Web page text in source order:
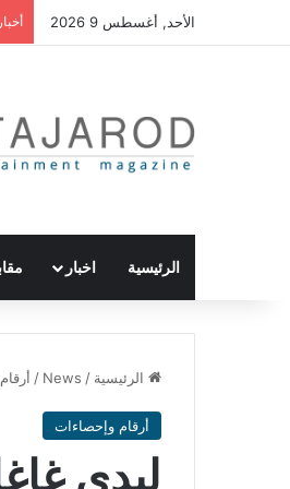
الأحد, أغسطس 9 2026
الرئيسية اخبار
الرئيسية /
News
/
أرقام وإحصاءات
ليدي